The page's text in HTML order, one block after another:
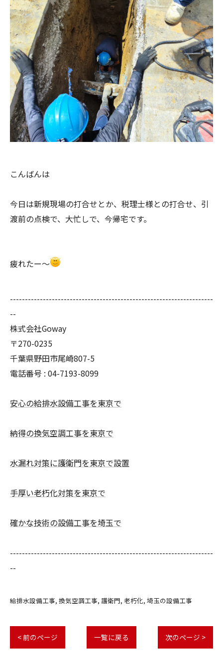
こんばんは
今日は新規現場の打合せとか、税理士様との打合せ、引
渡前の点検で、大忙しで、今帰宅です。
疲れたー〜
--------------------------------------------------------------------
--
株式会社Goway
〒270-0235
千葉県野田市尾崎807-5
電話番号 : 04-7193-8099
安心の給排水設備工事を東京で
納得の換気空調工事を東京で
水漏れ対策に護衛門を東京で設置
手厚い老朽化対策を東京で
確かな技術の設備工事を埼玉で
--------------------------------------------------------------------
--
給排水設備工事 換気空調工事 護衛門 老朽化 埼玉の設備工事
< 前のページ 一覧に戻る 次のページ >